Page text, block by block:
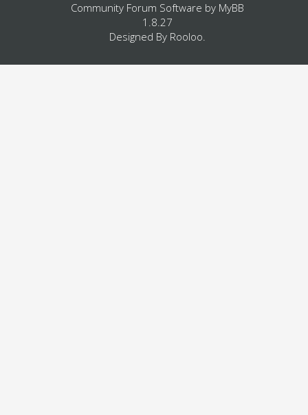
Community Forum Software by MyBB
1.8.27
Designed By Rooloo.